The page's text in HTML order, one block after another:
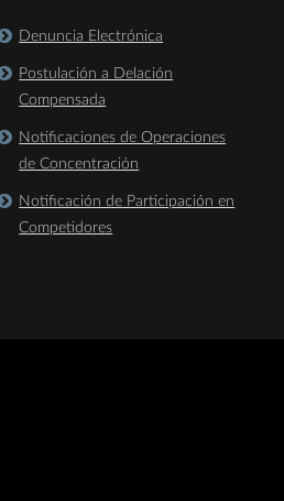
Denuncia Electrónica
Postulación a Delación
Compensada
Notificaciones de Operaciones
de Concentración
Notificación de Participación en
Competidores